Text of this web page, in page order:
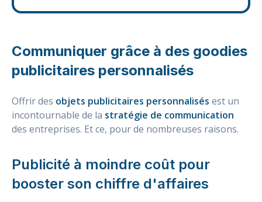
Communiquer grâce à des goodies
publicitaires personnalisés
Offrir des objets publicitaires personnalisés est un
incontournable de la stratégie de communication
des entreprises. Et ce, pour de nombreuses raisons.
Publicité à moindre coût pour
booster son chiffre d'affaires